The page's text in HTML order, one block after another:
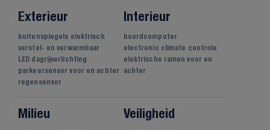
Exterieur
buitenspiegels elektrisch
verstel- en verwarmbaar
LED dagrijverlichting
parkeersensor voor en achter
regensensor
Interieur
boordcomputer
electronic climate controle
elektrische ramen voor en
achter
Milieu Veiligheid